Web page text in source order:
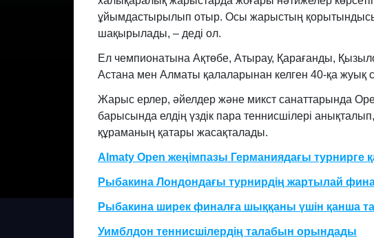
ұйымдастырылып отыр. Осы жарыстың
шақырылады, – деді ол.
Ел чемпионатына Ақтөбе, Атырау, Қарағанды,
Астана мен Алматы қалаларынан келген 40-қа
Жарыс ерлер, әйелдер және микст санаттарында
барысында елдің үздік пара теннисшілері
құраманың қатары жасақталады.
Almaty Open жеңімпазы Германиядағы турнирге
Рыбакина Лондондағы турнирдің жартылай
Рыбакина ширек финалға шыққаны үшін қанша
Уимблдон теннисшілердің талабын орындады